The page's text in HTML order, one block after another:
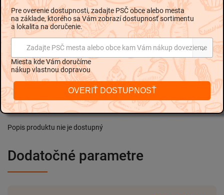
Popis Podobné (2) Hodnotenie
Diskusia
Podrobný popis
Popis produktu nie je dostupný
Dodatočné parametre
Pre overenie dostupnosti, zadajte PSČ obce alebo mesta
na základe, ktorého sa Vám zobrazí dostupnosť sortimentu
a lokalita na doručenie.
Zadajte PSČ mesta alebo obce kam Vám nákup dovezieme
Miesta kde Vám doručíme
nákup vlastnou dopravou
OVERIŤ DOSTUPNOSŤ